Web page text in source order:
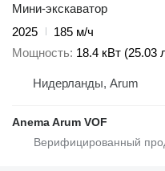
Мини-экскаватор
2025
185 м/ч
Мощность 18.4 кВт (25.03
Нидерланды, Arum
Anema Arum VOF